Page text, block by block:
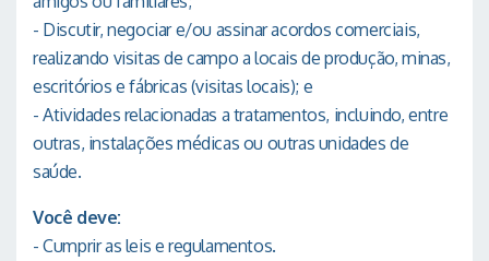
- Discutir, negociar e/ou assinar acordos comerciais,
realizando visitas de campo a locais de produção, minas,
escritórios e fábricas (visitas locais); e
- Atividades relacionadas a tratamentos, incluindo, entre
outras, instalações médicas ou outras unidades de
saúde.
Você deve:
- Cumprir as leis e regulamentos.